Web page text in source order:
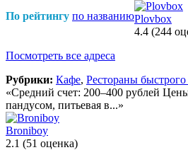
По рейтингу по названиюPlovbox
4.4 (244
Посмотреть все адреса
Рубрики: Кафе, Рестораны
«Средний счет: 200–400 рублей
пандусом, питьевая в...»
Broniboy
2.1 (51 оценка)